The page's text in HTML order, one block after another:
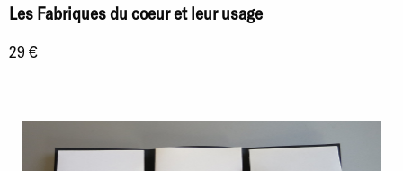
Les Fabriques du coeur et leur usage
29 €